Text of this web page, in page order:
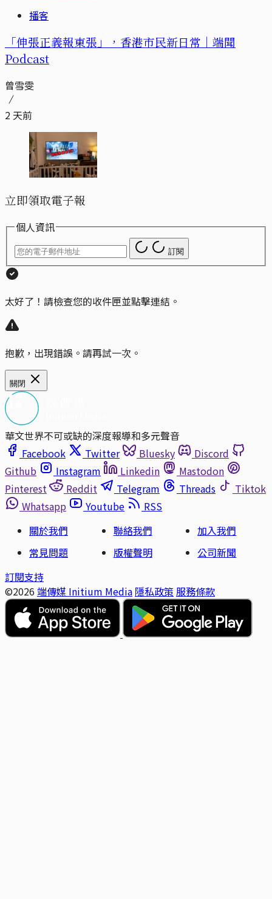
播客
「伸張正義報東張」，香港市民新日常｜端聞
Podcast
曾雪雯
2 天前
立即領取電子報
個人資訊
訂閱
太好了！請檢查您的收件匣並點擊連結。
抱歉，出現錯誤。請再試一次。
關閉
華文世界不可或缺的深度報導和多元聲音
Facebook
Twitter Bluesky
Discord
Github
Instagram Linkedin
Mastodon
Pinterest
Reddit Telegram Threads
Tiktok
Whatsapp
Youtube
RSS
關於我們
聯絡我們
加入我們
常見問題
版權聲明
公司新聞
訂閱支持
©2026 端傳媒 Initium Media 隱私政策 服務條款